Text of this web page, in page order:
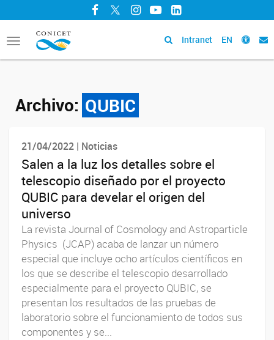
Facebook
TwitterInstagram
YouTubeLinkedIn
Toggle
navigation
Intranet EN
Archivo: QUBIC
21/04/2022 | Noticias
Salen a la luz los detalles sobre el
telescopio diseñado por el proyecto
QUBIC para develar el origen del
universo
La revista Journal of Cosmology and Astroparticle
Physics (JCAP) acaba de lanzar un número
especial que incluye ocho artículos científicos en
los que se describe el telescopio desarrollado
especialmente para el proyecto QUBIC, se
presentan los resultados de las pruebas de
laboratorio sobre el funcionamiento de todos sus
componentes y se...